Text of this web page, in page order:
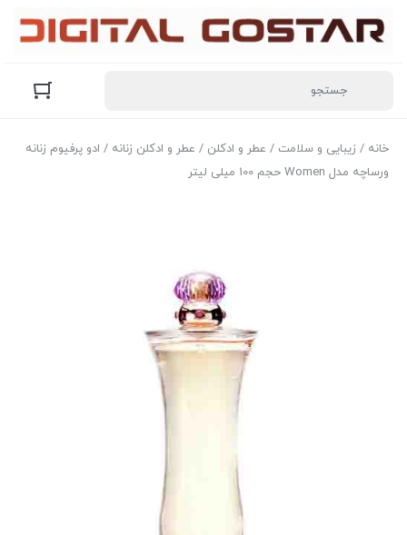
خانه / زیبایی و سلامت / عطر و ادکلن / عطر و ادکلن زنانه / ادو پرفیوم زنانه
ورساچه مدل Women حجم 100 میلی لیتر